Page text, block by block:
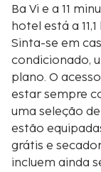
Ba Vi e a 11
hotel está a
Sinta-se em
condicionado,
plano. O
estar sempre
uma seleção
estão
grátis e
incluem ainda